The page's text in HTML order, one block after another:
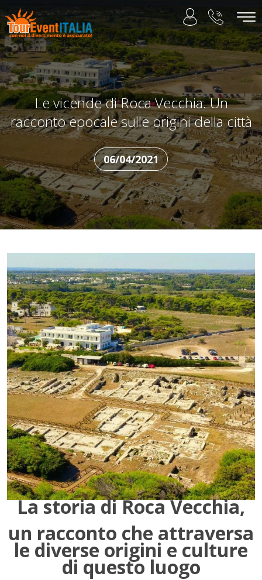
Le vicende di Roca Vecchia. Un
racconto epocale sulle origini della città
06/04/2021
La storia di Roca Vecchia,
un racconto che attraversa
le diverse origini e culture
di questo luogo